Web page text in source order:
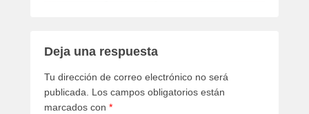
Deja una respuesta
Tu dirección de correo electrónico no será
publicada. Los campos obligatorios están
marcados con *